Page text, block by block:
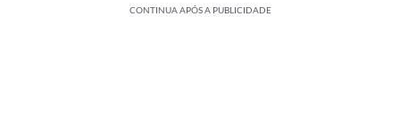
CONTINUA APÓS A PUBLICIDADE